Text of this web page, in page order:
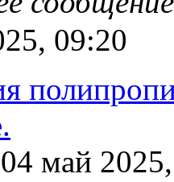
09:20
04 май